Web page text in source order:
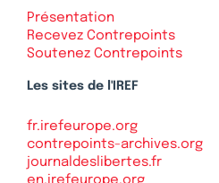
Présentation
Recevez Contrepoints
Soutenez Contrepoints
Les sites de l'IREF
fr.irefeurope.org
contrepoints-archives.org
journaldeslibertes.fr